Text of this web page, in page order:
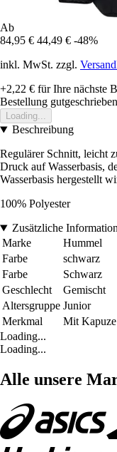
Ab
84,95 € 44,49 € -48%
inkl. MwSt. zzgl.
+2,22 € für Ihre nächste
Bestellung gutgeschrieben
Loading...
Beschreibung
Regulärer Schnitt, leicht
Druck auf Wasserbasis,
Wasserbasis hergestellt
100% Polyester
Zusätzliche
Marke
Hummel
Farbe
schwarz
Farbe
Schwarz
Geschlecht
Gemischt
Altersgruppe Junior
Merkmal
Mit Kapuze
Loading...
Loading...
Alle unsere